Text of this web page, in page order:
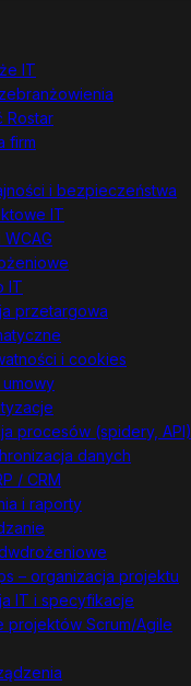
IT
Rostar
firm
i bezpieczeństwa
IT
IT
przetargowa
i cookies
umowy
procesów (spidery, API)
danych
/ CRM
i raporty
– organizacja projektu
IT i specyfikacje
projektów Scrum/Agile